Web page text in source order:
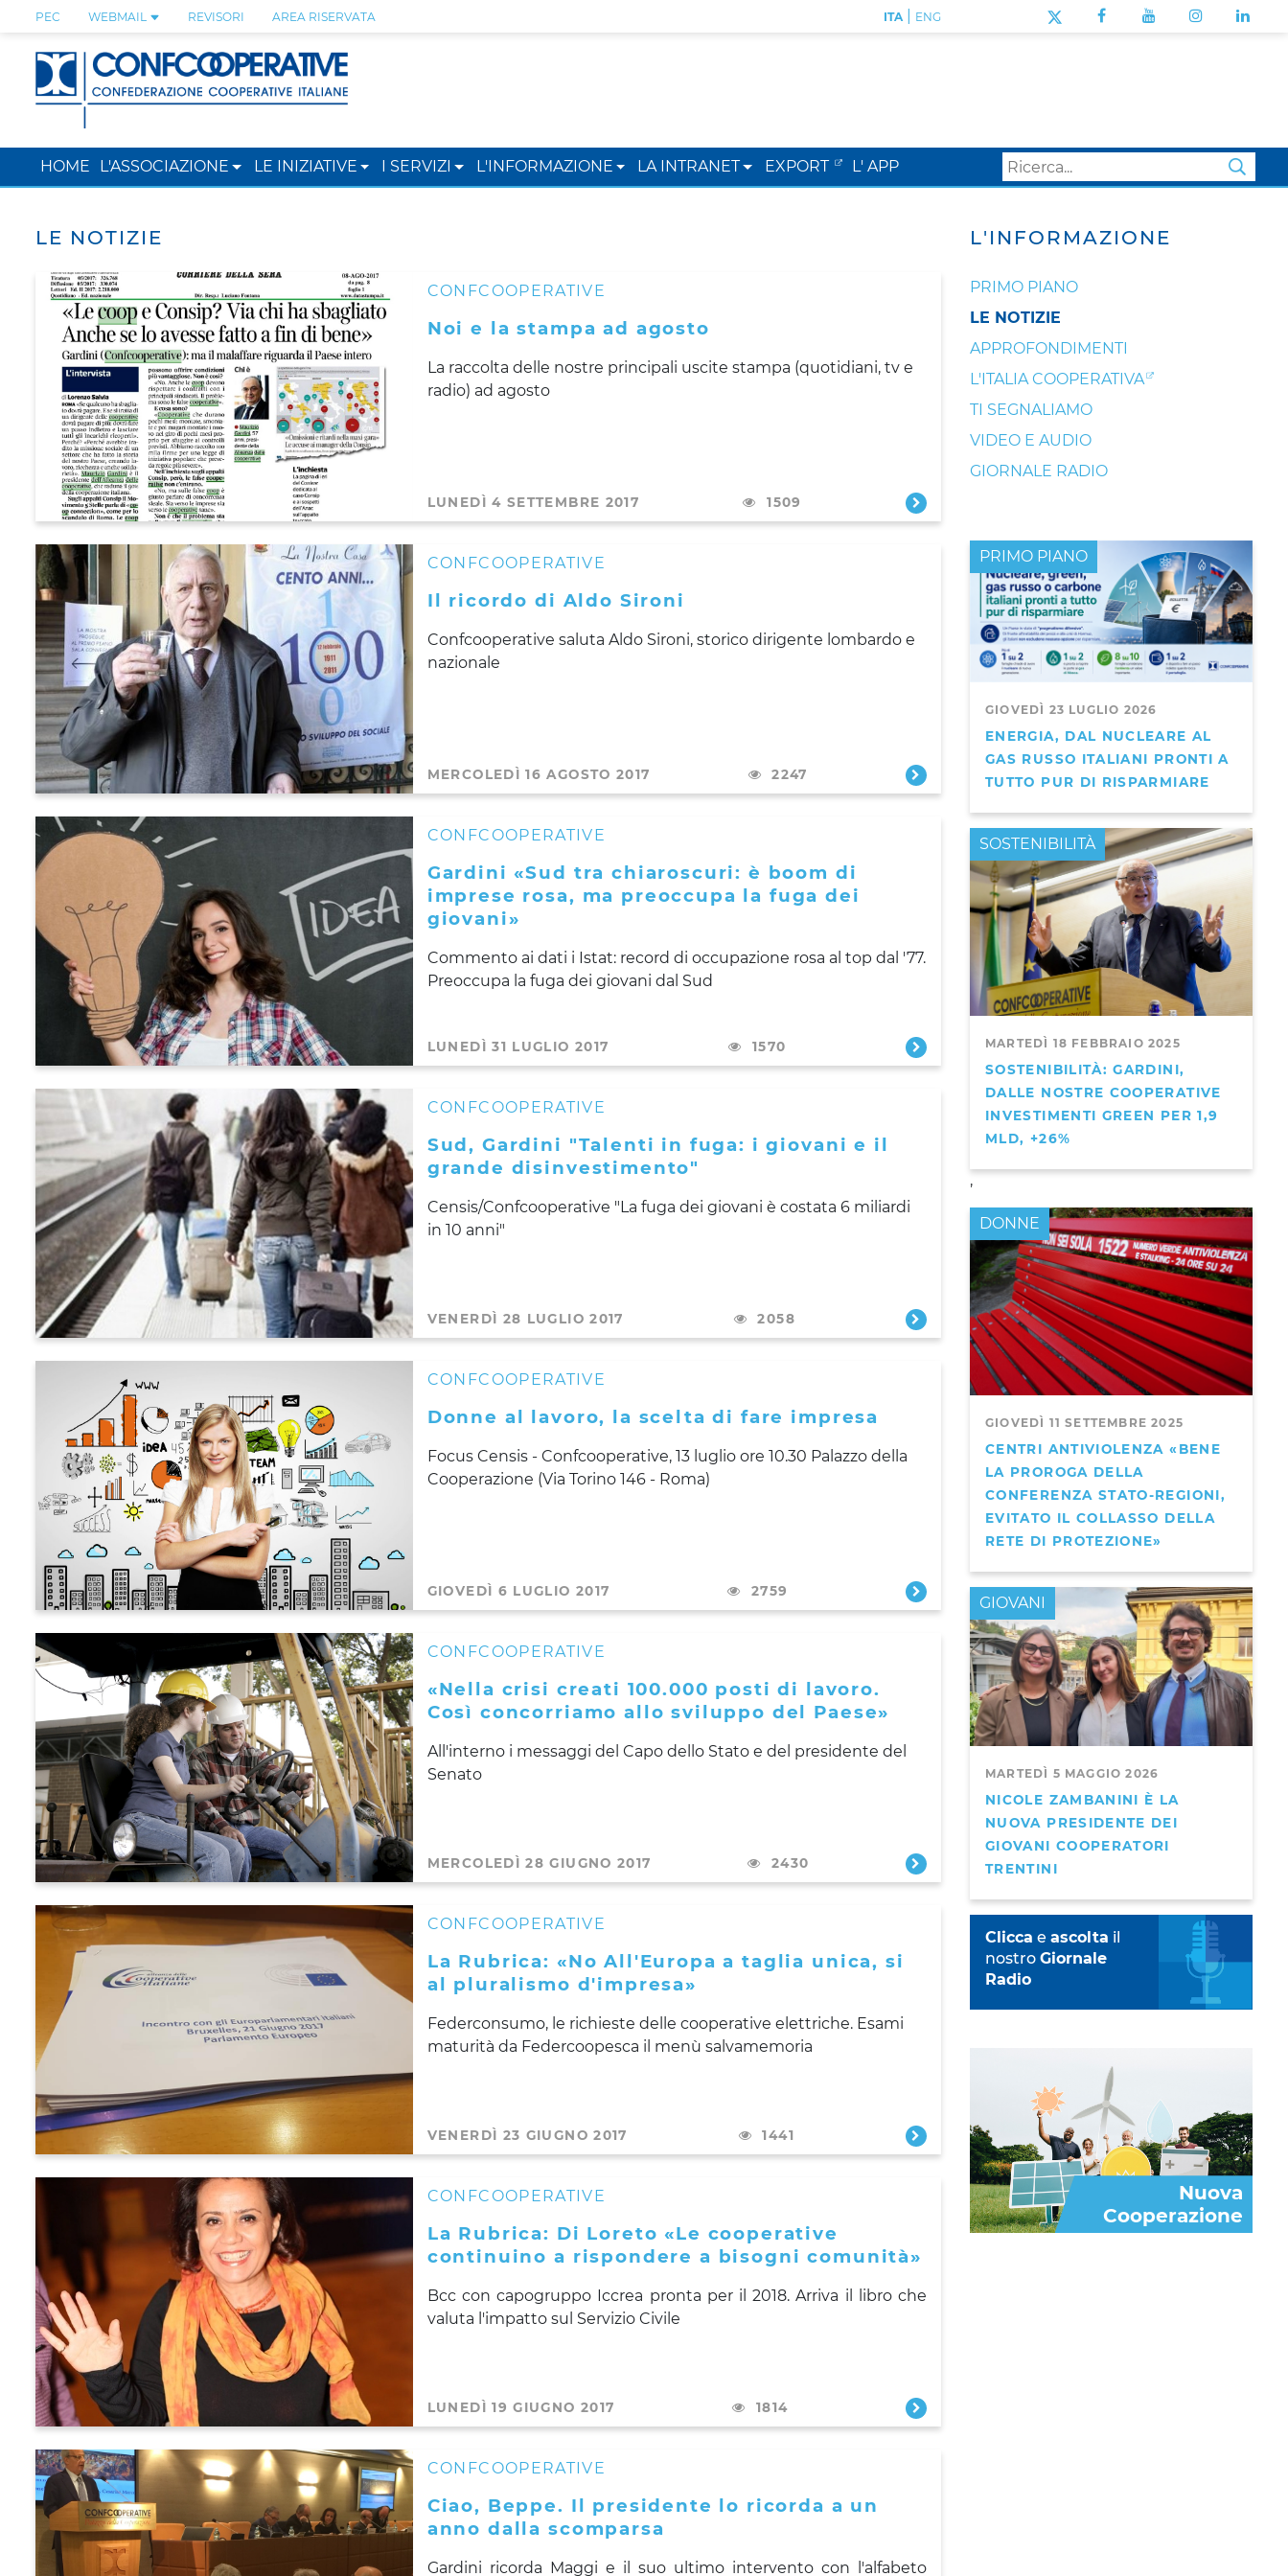
PEC WEBMAIL REVISORI AREA RISERVATA ITA| ENG
HOME L'ASSOCIAZIONE LE INIZIATIVE I SERVIZI L'INFORMAZIONE LA INTRANET EXPORT L' APP
LE NOTIZIE
CONFCOOPERATIVE
Noi e la stampa ad agosto
La raccolta delle nostre principali uscite stampa (quotidiani, tv e
radio) ad agosto
LUNEDÌ 4 SETTEMBRE 2017 1509
CONFCOOPERATIVE
Il ricordo di Aldo Sironi
Confcooperative saluta Aldo Sironi, storico dirigente lombardo e
nazionale
MERCOLEDÌ 16 AGOSTO 2017 2247
CONFCOOPERATIVE
Gardini «Sud tra chiaroscuri: è boom di
imprese rosa, ma preoccupa la fuga dei
giovani»
Commento ai dati i Istat: record di occupazione rosa al top dal '77.
Preoccupa la fuga dei giovani dal Sud
LUNEDÌ 31 LUGLIO 2017 1570
CONFCOOPERATIVE
Sud, Gardini "Talenti in fuga: i giovani e il
grande disinvestimento"
Censis/Confcooperative "La fuga dei giovani è costata 6 miliardi
in 10 anni"
VENERDÌ 28 LUGLIO 2017 2058
CONFCOOPERATIVE
Donne al lavoro, la scelta di fare impresa
Focus Censis - Confcooperative, 13 luglio ore 10.30 Palazzo della
Cooperazione (Via Torino 146 - Roma)
GIOVEDÌ 6 LUGLIO 2017 2759
CONFCOOPERATIVE
«Nella crisi creati 100.000 posti di lavoro.
Così concorriamo allo sviluppo del Paese»
All'interno i messaggi del Capo dello Stato e del presidente del
Senato
MERCOLEDÌ 28 GIUGNO 2017 2430
CONFCOOPERATIVE
La Rubrica: «No All'Europa a taglia unica, si
al pluralismo d'impresa»
Federconsumo, le richieste delle cooperative elettriche. Esami
maturità da Federcoopesca il menù salvamemoria
VENERDÌ 23 GIUGNO 2017 1441
CONFCOOPERATIVE
La Rubrica: Di Loreto «Le cooperative
continuino a rispondere a bisogni comunità»
Bcc con capogruppo Iccrea pronta per il 2018. Arriva il libro che
valuta l'impatto sul Servizio Civile
LUNEDÌ 19 GIUGNO 2017 1814
CONFCOOPERATIVE
Ciao, Beppe. Il presidente lo ricorda a un
anno dalla scomparsa
Gardini ricorda Maggi e il suo ultimo intervento con l'alfabeto
L'INFORMAZIONE
PRIMO PIANO
LE NOTIZIE
APPROFONDIMENTI
L'ITALIA COOPERATIVA
TI SEGNALIAMO
VIDEO E AUDIO
GIORNALE RADIO
GIOVEDÌ 23 LUGLIO 2026
ENERGIA, DAL NUCLEARE AL
GAS RUSSO ITALIANI PRONTI A
TUTTO PUR DI RISPARMIARE
PRIMO PIANO
MARTEDÌ 18 FEBBRAIO 2025
SOSTENIBILITÀ: GARDINI,
DALLE NOSTRE COOPERATIVE
INVESTIMENTI GREEN PER 1,9
MLD, +26%
PRIMO PIANO
,
SOSTENIBILITÀ
GIOVEDÌ 11 SETTEMBRE 2025
CENTRI ANTIVIOLENZA «BENE
LA PROROGA DELLA
CONFERENZA STATO-REGIONI,
EVITATO IL COLLASSO DELLA
RETE DI PROTEZIONE»
DONNE
MARTEDÌ 5 MAGGIO 2026
NICOLE ZAMBANINI È LA
NUOVA PRESIDENTE DEI
GIOVANI COOPERATORI
TRENTINI
GIOVANI
Clicca e ascolta il
nostro Giornale
Radio
Nuova
Cooperazione